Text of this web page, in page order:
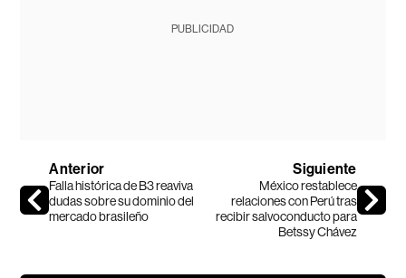
PUBLICIDAD
Anterior
Falla histórica de B3 reaviva
dudas sobre su dominio del
mercado brasileño
Siguiente
México restablece
relaciones con Perú tras
recibir salvoconducto para
Betssy Chávez